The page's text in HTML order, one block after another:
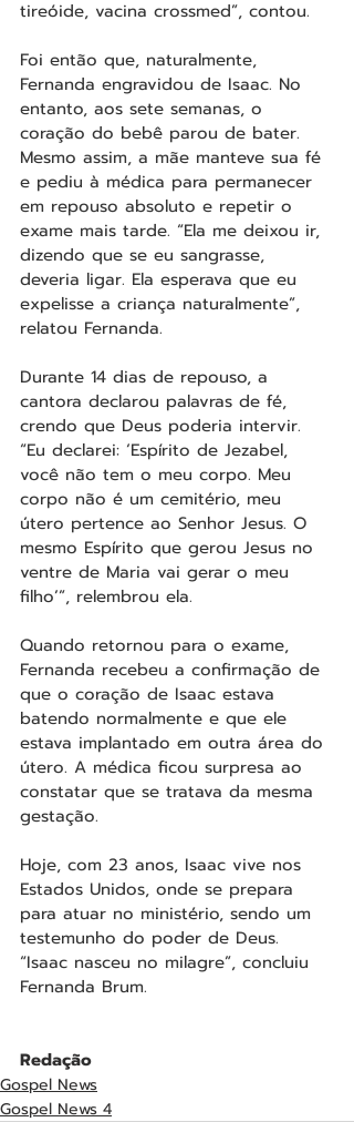
tireóide, vacina crossmed”, contou.
Foi então que, naturalmente,
Fernanda engravidou de Isaac. No
entanto, aos sete semanas, o
coração do bebê parou de bater.
Mesmo assim, a mãe manteve sua fé
e pediu à médica para permanecer
em repouso absoluto e repetir o
exame mais tarde. “Ela me deixou ir,
dizendo que se eu sangrasse,
deveria ligar. Ela esperava que eu
expelisse a criança naturalmente”,
relatou Fernanda.
Durante 14 dias de repouso, a
cantora declarou palavras de fé,
crendo que Deus poderia intervir.
“Eu declarei: ‘Espírito de Jezabel,
você não tem o meu corpo. Meu
corpo não é um cemitério, meu
útero pertence ao Senhor Jesus. O
mesmo Espírito que gerou Jesus no
ventre de Maria vai gerar o meu
filho’”, relembrou ela.
Quando retornou para o exame,
Fernanda recebeu a confirmação de
que o coração de Isaac estava
batendo normalmente e que ele
estava implantado em outra área do
útero. A médica ficou surpresa ao
constatar que se tratava da mesma
gestação.
Hoje, com 23 anos, Isaac vive nos
Estados Unidos, onde se prepara
para atuar no ministério, sendo um
testemunho do poder de Deus.
“Isaac nasceu no milagre”, concluiu
Fernanda Brum.
Redação
Gospel News
Gospel News 4